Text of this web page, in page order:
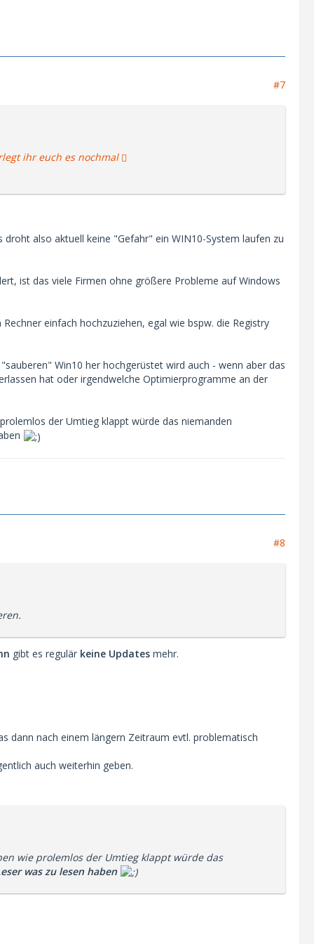
#7
ihr euch es nochmal
also aktuell keine "Gefahr" ein WIN10-System laufen zu
ist das viele Firmen ohne größere Probleme auf Windows
einfach hochzuziehen, egal wie bspw. die Registry
Win10 her hochgerüstet wird auch - wenn aber das
hat oder irgendwelche Optimierprogramme an der
der Umtieg klappt würde das niemanden
#8
gibt es regulär keine Updates mehr.
dann nach einem längern Zeitraum evtl. problematisch
auch weiterhin geben.
wie prolemlos der Umtieg klappt würde das
was zu lesen haben